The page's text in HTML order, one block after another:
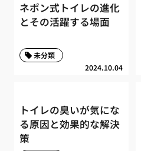
ネポン式トイレの進化
とその活躍する場面
2024.10.04
未分類
トイレの臭いが気にな
る原因と効果的な解決
策